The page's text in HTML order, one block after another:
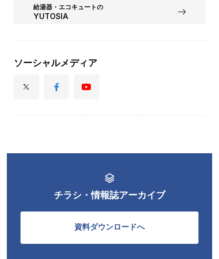
給湯器・エコキュートの
YUTOSIA
ソーシャルメディア
チラシ・情報誌アーカイブ
資料ダウンロードへ